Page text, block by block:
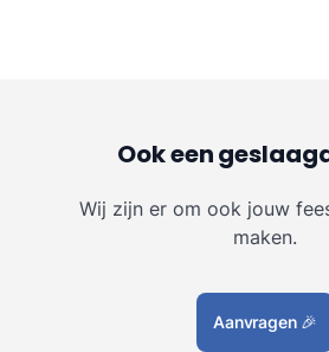
Ook een
Wij zijn er om ook jouw
maken.
Aanvragen 🎉